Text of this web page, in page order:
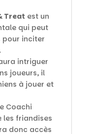
Treat est un
qui peut
pour inciter
intriguer
joueurs, il
à jouer et
Coachi
les friandises
donc accès